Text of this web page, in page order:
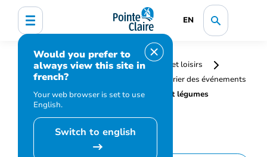
EN
Would you prefer to
always view this site in
french?
Your web browser is set to use
English.
Switch to english
Accueil
Bibliothèque, culture, sports et loisirs
Programmation et inscription
Calendrier des événements
et activités
Heure du conte : Fruits et légumes